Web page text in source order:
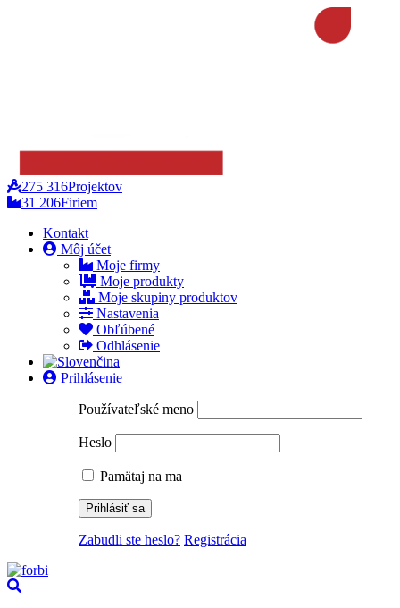
275 316Projektov
31 206Firiem
Kontakt
Môj účet
Moje firmy
Moje produkty
Moje skupiny produktov
Nastavenia
Obľúbené
Odhlásenie
Prihlásenie
Používateľské meno
Heslo
Pamätaj na ma
Zabudli ste heslo? Registrácia